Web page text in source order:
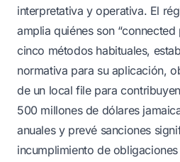
interpretativa y operativa. El
amplia quiénes son
cinco métodos habituales,
normativa para su aplicación,
de un local file para
500 millones de dólares
anuales y prevé sanciones
incumplimiento de